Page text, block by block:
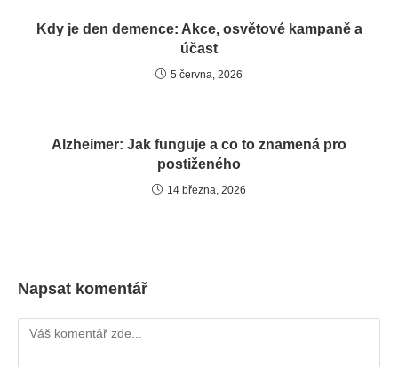
Kdy je den demence: Akce, osvětové kampaně a
účast
5 června, 2026
Alzheimer: Jak funguje a co to znamená pro
postiženého
14 března, 2026
Napsat komentář